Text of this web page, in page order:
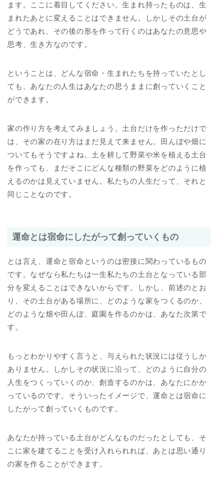
ます。ここに着目してください。生まれ持ったものは、生
まれたあとに変えることはできません。しかしその土台が
どうであれ、その後の形を作って行くのはあなたの意思や
思考、生き方なのです。
ということは、どんな宿命・生まれたちを持っていたとし
ても、あなたの人生はあなたの思うままに創っていくこと
ができます。
家の作り方を考えてみましょう。土台だけを作っただけで
は、その家の在り方はまだ見えて来ません。田んぼや畑に
ついてもそうですよね。土を耕して野菜や米を植える土台
を作っても、まだそこにどんな種類の野菜をどのように植
えるのかは見えていません。私たちの人生だって、それと
同じことなのです。
運命とは宿命にしたがって創っていくもの
とは言え、運命と宿命というのは密接に関わっているもの
です。なぜなら私たちは一生私たちの土台となっている部
分を変えることはできないからです。しかし、前述のとお
り、その土台がある場所に、どのような家をつくるのか、
どのような畑や田んぼ、庭園を作るのかは、あなた次第で
す。
もっとわかりやすく言うと、与えられた状況には従うしか
ありません。しかしその状況に沿って、どのように自分の
人生をつくっていくのか、創造するのかは、あなたにかか
っているのです。そういったイメージで、運命とは宿命に
したがって創っていくものです。
あなたが持っている土台がどんなものだったとしても、そ
こに家を建てることを受け入れられれば、あとは思い通り
の家を作ることができます。